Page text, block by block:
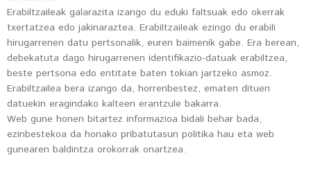
Erabiltzaileak galarazita izango du eduki faltsuak edo okerrak
txertatzea edo jakinaraztea. Erabiltzaileak ezingo du erabili
hirugarrenen datu pertsonalik, euren baimenik gabe. Era berean,
debekatuta dago hirugarrenen identifikazio-datuak erabiltzea,
beste pertsona edo entitate baten tokian jartzeko asmoz.
Erabiltzailea bera izango da, horrenbestez, ematen dituen
datuekin eragindako kalteen erantzule bakarra.
Web gune honen bitartez informazioa bidali behar bada,
ezinbestekoa da honako pribatutasun politika hau eta web
gunearen baldintza orokorrak onartzea.